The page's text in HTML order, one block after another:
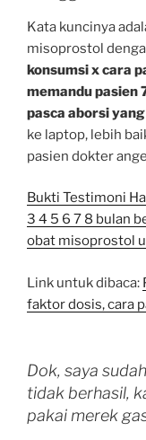
Kata kuncinya
misoprostol
konsumsi x cara
memandu pasien
pasca aborsi
ke laptop, lebih
pasien dokter
Bukti Testimoni
3 4 5 6 7 8 bulan
obat misoprostol
Link untuk dibaca:
faktor dosis, cara
Dok, saya
tidak berhasil,
pakai merek